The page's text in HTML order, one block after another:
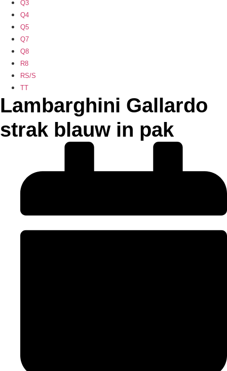
Q3
Q4
Q5
Q7
Q8
R8
RS/S
TT
Lambarghini Gallardo
strak blauw in pak